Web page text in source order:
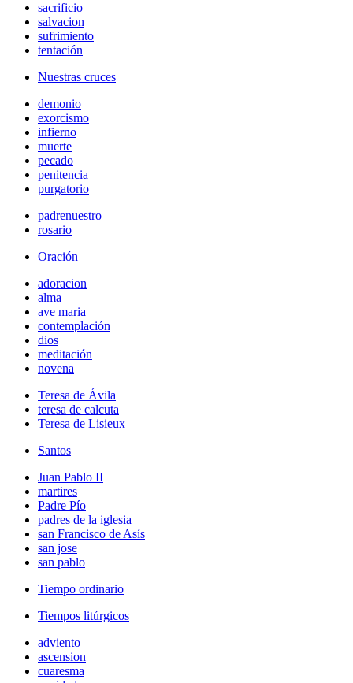
sacrificio
salvacion
sufrimiento
tentación
Nuestras cruces
demonio
exorcismo
infierno
muerte
pecado
penitencia
purgatorio
padrenuestro
rosario
Oración
adoracion
alma
ave maria
contemplación
dios
meditación
novena
Teresa de Ávila
teresa de calcuta
Teresa de Lisieux
Santos
Juan Pablo II
martires
Padre Pío
padres de la iglesia
san Francisco de Asís
san jose
san pablo
Tiempo ordinario
Tiempos litúrgicos
adviento
ascension
cuaresma